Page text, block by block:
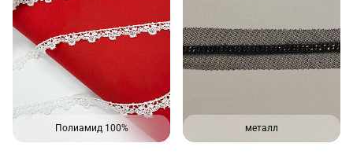
Полиамид 100% металл